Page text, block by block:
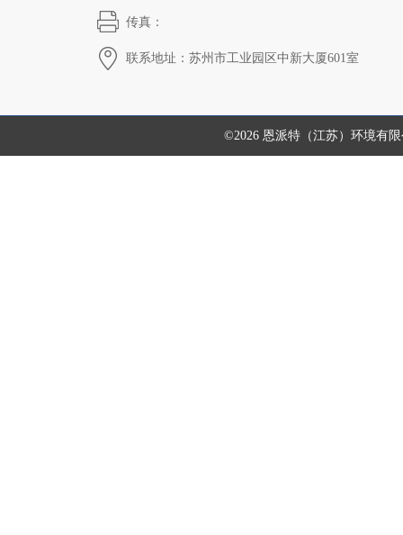
传真：
联系地址：苏州市工业园区中新大厦601室
©2026 恩派特（江苏）环境有